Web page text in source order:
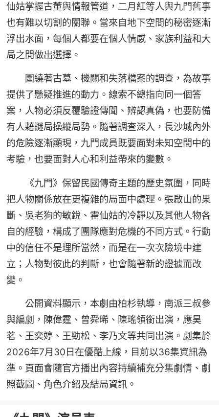
仙姑掌握古董與情報管道，二月紅等人與九門舊事
也有難以切割的關聯。當來自地下空間的秘密逐漸
浮出水面，每個人都要在個人情感、家族利益和大
局之間做出選擇。
圍繞著古墓、機關和失落檔案的調查，為故事
提供了懸疑推進的動力。線索不總指向同一個答
案，人物必須反覆驗證傳聞、辨認真偽，也要防備
有人藉謎局操縱局勢。隨著調查深入，長沙城內外
的危險逐漸顯現，九門成員既要面對未知空間中的
考驗，也要面對人心和利益帶來的變數。
《九門》保留民國傳奇主題的歷史氛圍，同時
把人物關係放在更複雜的局面中處理。張啟山的果
斷、吳老狗的敏銳、霍仙姑的冷靜以及其他人物各
自的經驗，構成了團隊應對危機的不同方式。行動
中的信任不是理所當然，而是在一次次險境中建
立；人物對彼此的判斷，也會隨著新的證據而改
變。
公開資料顯示，本劇由柏杉執導，南派三叔參
與編劇，陳偉霆、曾舜晞、陳瑤領銜出演，應昊
茗、王奕婷、王勁松、李乃文等共同出演。劇集於
2026年7月30日在優酷上線，目前以36集資訊為
準。頁面會隨官方播出內容持續補充分集劇情、劇
照截圖、角色介紹及結局資訊。